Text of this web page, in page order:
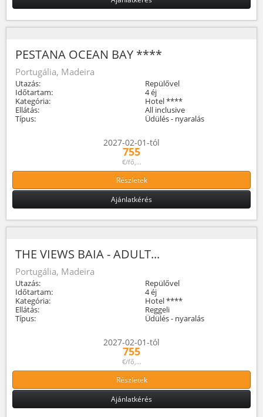
PESTANA OCEAN BAY ****
Portugália, Madeira
Utazás:
Repülővel
Időtartam:
4 éj
Kategória:
Hotel ****
Ellátás:
All inclusive
Típus:
Üdülés - nyaralás
2027-02-01-tól
755
€/fő,...
Részletek
Ajánlatkérés
THE VIEWS BAIA - ADULT...
Portugália, Madeira
Utazás:
Repülővel
Időtartam:
4 éj
Kategória:
Hotel ****
Ellátás:
Reggeli
Típus:
Üdülés - nyaralás
2027-02-01-tól
755
€/fő,...
Részletek
Ajánlatkérés